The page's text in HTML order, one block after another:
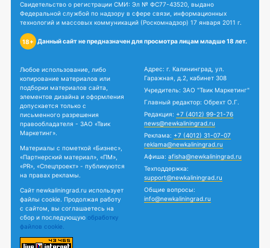
Свидетельство о регистрации СМИ: Эл № ФС77-43520, выдано
Федеральной службой по надзору в сфере связи, информационных
технологий и массовых коммуникаций (Роскомнадзор) 17 января 2011 г.
18+ Данный сайт не предназначен для просмотра лицам младше 18 лет.
Любое использование, либо
копирование материалов или
подборки материалов сайта,
элементов дизайна и оформления
допускается только с
письменного разрешения
правообладателя - ЗАО «Твик
Маркетинг».
Материалы с пометкой «Бизнес»,
«Партнерский материал», «ПМ»,
«PR», «Спецпроект» - публикуются
на правах рекламы.
Сайт newkaliningrad.ru использует
файлы cookie. Продолжая работу
с сайтом, вы соглашаетесь на
сбор и последующую обработку
файлов cookie.
Адрес: г. Калининград, ул.
Гаражная, д.2, кабинет 308
Учредитель: ЗАО "Твик Маркетинг"
Главный редактор: Обрехт О.Г.
Редакция: +7 (4012) 99-21-76
news@newkaliningrad.ru
Реклама: +7 (4012) 31-07-07
reklama@newkaliningrad.ru
Афиша: afisha@newkaliningrad.ru
Техподдержка:
support@newkaliningrad.ru
Общие вопросы:
info@newkaliningrad.ru